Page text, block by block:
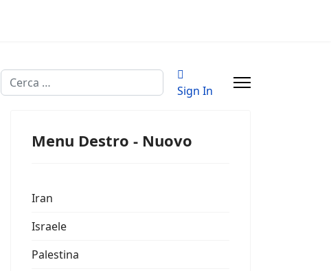
Cerca
Sign In
Menu Destro - Nuovo
Iran
Israele
Palestina